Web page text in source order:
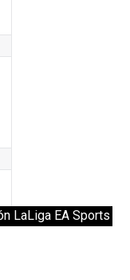
LaLiga EA Sports